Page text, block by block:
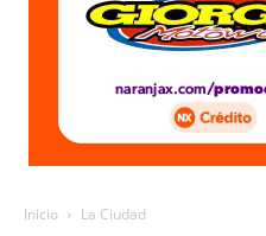
Inicio La Ciudad